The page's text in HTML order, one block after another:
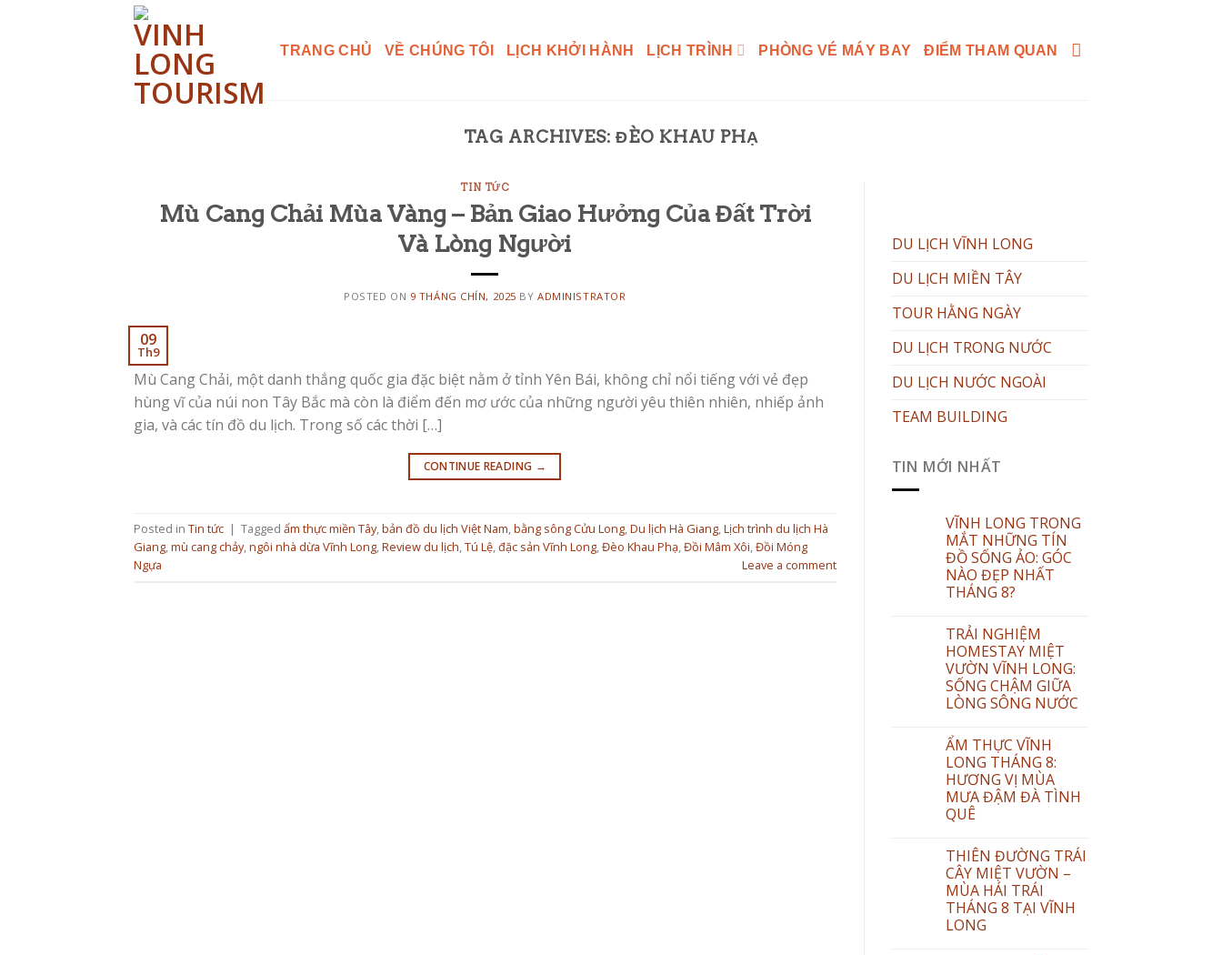
TRANG CHỦ VỀ CHÚNG TÔI LỊCH KHỞI HÀNH LỊCH TRÌNH PHÒNG VÉ MÁY BAY ĐIỂM THAM QUAN
TAG ARCHIVES:ĐÈO KHAU PHẠ
TIN TỨC
Mù Cang Chải Mùa Vàng – Bản Giao Hưởng Của Đất Trời
Và Lòng Người
POSTED ON 9 THÁNG CHÍN, 2025 BYADMINISTRATOR
09
Th9
Mù Cang Chải, một danh thắng quốc gia đặc biệt nằm ở tỉnh Yên Bái, không chỉ nổi tiếng với vẻ đẹp
hùng vĩ của núi non Tây Bắc mà còn là điểm đến mơ ước của những người yêu thiên nhiên, nhiếp ảnh
gia, và các tín đồ du lịch. Trong số các thời […]
CONTINUE READING →
Posted in Tin tức | Tagged ẩm thực miền Tây,bản đồ du lịch Việt Nam,bằng sông Cửu Long,Du lịch Hà Giang,Lịch trình du lịch Hà
Giang,mù cang chảy,ngôi nhà dừa Vĩnh Long,Review du lịch,Tú Lệ,đặc sản Vĩnh Long,Đèo Khau Phạ,Đồi Mâm Xôi,Đồi Móng
Ngựa
Leave a comment
DU LỊCH VĨNH LONG
DU LỊCH MIỀN TÂY
TOUR HẰNG NGÀY
DU LỊCH TRONG NƯỚC
DU LỊCH NƯỚC NGOÀI
TEAM BUILDING
TIN MỚI NHẤT
VĨNH LONG TRONG
MẮT NHỮNG TÍN
ĐỒ SỐNG ẢO: GÓC
NÀO ĐẸP NHẤT
THÁNG 8?
TRẢI NGHIỆM
HOMESTAY MIỆT
VƯỜN VĨNH LONG:
SỐNG CHẬM GIỮA
LÒNG SÔNG NƯỚC
ẨM THỰC VĨNH
LONG THÁNG 8:
HƯƠNG VỊ MÙA
MƯA ĐẬM ĐÀ TÌNH
QUÊ
THIÊN ĐƯỜNG TRÁI
CÂY MIỆT VƯỜN –
MÙA HÁI TRÁI
THÁNG 8 TẠI VĨNH
LONG